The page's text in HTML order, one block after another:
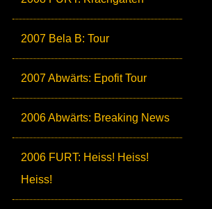
2007 Bela B: Tour
2007 Abwärts: Epofit Tour
2006 Abwärts: Breaking News
2006 FURT: Heiss! Heiss!
Heiss!